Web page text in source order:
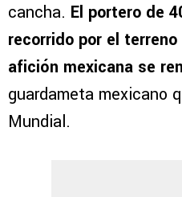
cancha. El portero de
recorrido por el
afición mexicana se
guardameta mexicano
Mundial.